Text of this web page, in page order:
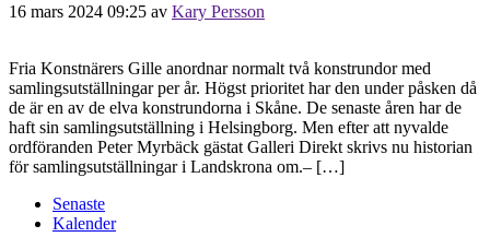
16 mars 2024 09:25 av Kary Persson
Fria Konstnärers Gille anordnar normalt två konstrundor med
samlingsutställningar per år. Högst prioritet har den under påsken då
de är en av de elva konstrundorna i Skåne. De senaste åren har de
haft sin samlingsutställning i Helsingborg. Men efter att nyvalde
ordföranden Peter Myrbäck gästat Galleri Direkt skrivs nu historian
för samlingsutställningar i Landskrona om.– […]
Senaste
Kalender